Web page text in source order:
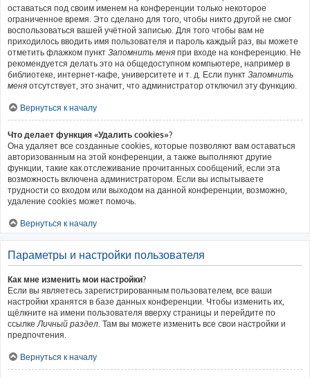
оставаться под своим именем на конференции только некоторое
ограниченное время. Это сделано для того, чтобы никто другой не смог
воспользоваться вашей учётной записью. Для того чтобы вам не
приходилось вводить имя пользователя и пароль каждый раз, вы можете
отметить флажком пункт Запомнить меня при входе на конференцию. Не
рекомендуется делать это на общедоступном компьютере, например в
библиотеке, интернет-кафе, университете и т. д. Если пункт Запомнить
меня отсутствует, это значит, что администратор отключил эту функцию.
Вернуться к началу
Что делает функция «Удалить cookies»?
Она удаляет все созданные cookies, которые позволяют вам оставаться
авторизованным на этой конференции, а также выполняют другие
функции, такие как отслеживание прочитанных сообщений, если эта
возможность включена администратором. Если вы испытываете
трудности со входом или выходом на данной конференции, возможно,
удаление cookies может помочь.
Вернуться к началу
Параметры и настройки пользователя
Как мне изменить мои настройки?
Если вы являетесь зарегистрированным пользователем, все ваши
настройки хранятся в базе данных конференции. Чтобы изменить их,
щёлкните на имени пользователя вверху страницы и перейдите по
ссылкеЛичный раздел. Там вы можете изменить все свои настройки и
предпочтения.
Вернуться к началу